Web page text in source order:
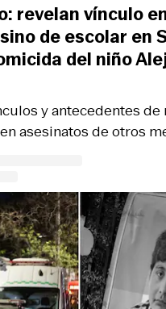
y antecedentes de
asesinatos de otros
revelan vínculo
de escolar en
del niño